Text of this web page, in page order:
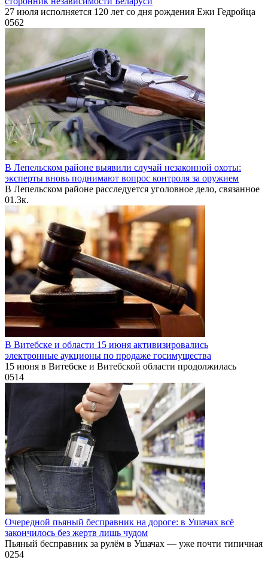
27 июля исполняется 120 лет со дня рождения Ежи Гедройца
0562
В Лепельском районе выявили случай незаконной охоты:
эксперты вновь поднимают вопрос контроля за оружием
В Лепельском районе расследуется уголовное дело, связанное
01.3к.
В Витебске и области 15 июня активизировались
электронные аукционы по продаже госимущества
15 июня в Витебске и Витебской области продолжилась
0514
Очередной пьяный бесправник на дороге: в Ушачах всё
закончилось без жертв лишь чудом
Пьяный бесправник за рулём в Ушачах — уже почти типичная
0254